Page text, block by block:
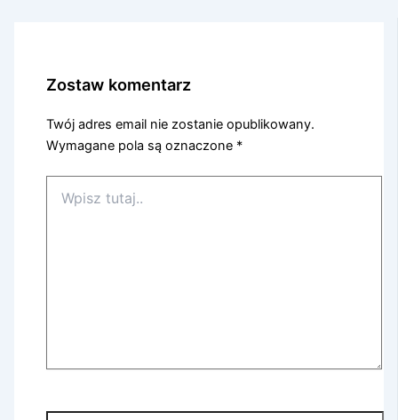
Zostaw komentarz
Twój adres email nie zostanie opublikowany.
Wymagane pola są oznaczone *
tutaj..